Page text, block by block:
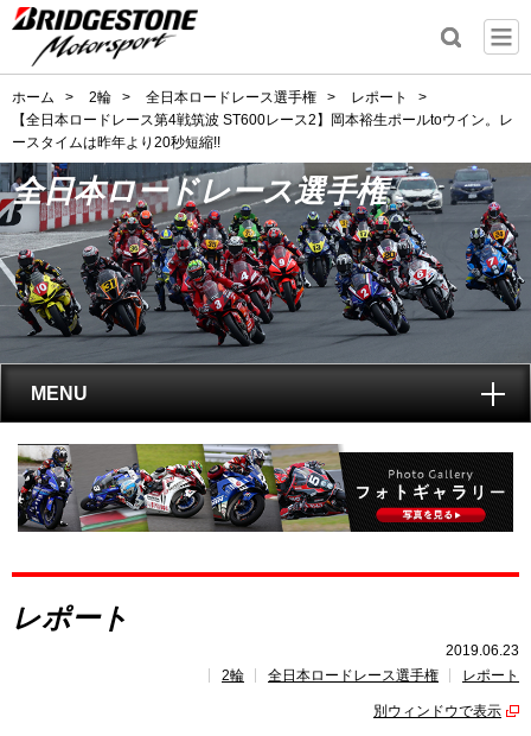
ホーム > 2輪 > 全日本ロードレース選手権 > レポート
>
【全日本ロードレース第4戦筑波 ST600レース2】岡本裕生ポールtoウイン。レ
ースタイムは昨年より20秒短縮!!
全日本ロードレース選手権
MENU
トップ
全日本ロードレース選手権とは?
レポート
速報
レポート
2019.06.23
2輪
全日本ロードレース選手権 レポート
別ウィンドウで表示